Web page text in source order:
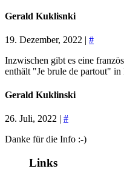
Gerald Kuklisnki
19. Dezember, 2022 | #
Inzwischen gibt es eine
enthält "Je brule de partout"
Gerald Kuklinski
26. Juli, 2022 | #
Danke für die Info :-)
Links